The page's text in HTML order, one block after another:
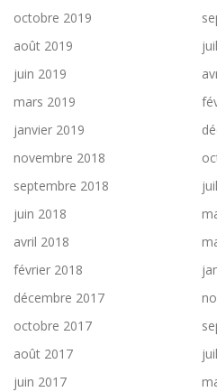
octobre 2019
août 2019
juin 2019
mars 2019
janvier 2019
novembre 2018
septembre 2018
juin 2018
avril 2018
février 2018
décembre 2017
octobre 2017
août 2017
juin 2017